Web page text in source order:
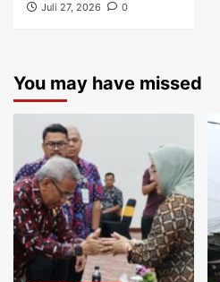
Juli 27, 2026
0
You may have missed